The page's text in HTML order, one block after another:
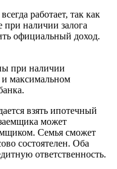
работает, так как
наличии залога
официальный доход.
при наличии
максимальном
взять ипотечный
может
Семья сможет
состоятелен. Оба
ответственность.